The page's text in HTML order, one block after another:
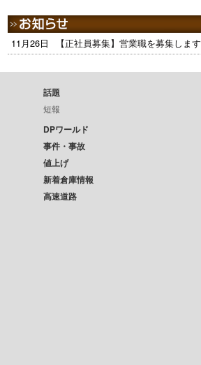
11月26日 【正社員募集】営業職を募集します
話題
短報
DPワールド
事件・事故
値上げ
新着倉庫情報
高速道路